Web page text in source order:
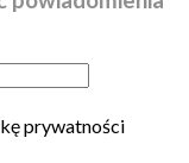
prywatności